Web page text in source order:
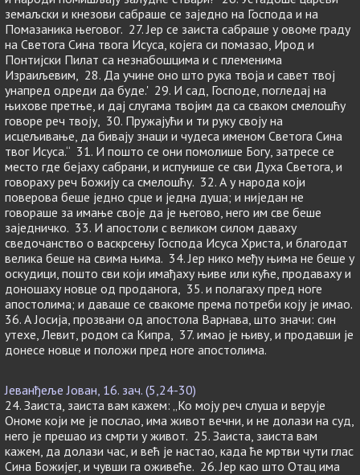
земаљски и кнезови сабраше се заједно на Господа и на
Помазаника његовог. 27. Јер се заиста сабраше у овоме граду
на Светога Сина твога Исуса, којега си помазао, Ирод и
Понтијски Пилат са незнабошцима и с племенима
Израиљевим, 28. Да учине оно што рука твоја и савет твој
унапред одреди да буде.' 29. И сад, Господе, погледај на
њихове претње, и дај слугама твојим да са сваком смелошћу
говоре реч твоју, 30. Пружајући и ти руку своју на
исцељивање, да бивају знаци и чудеса именом Светога Сина
твог Исуса.“ 31. И пошто се они помолише Богу, затресе се
место где бејаху сабрани, и испунише се сви Духа Светога, и
говораху реч Божију са смелошћу. 32. А у народа који
поверова беше једно срце и једна душа; и ниједан не
говораше за имање своје да је његово, него им све беше
заједничко. 33. И апостоли с великом силом даваху
сведочанство о васкрсењу Господа Исуса Христа, и благодат
велика беше на свима њима. 34. Јер нико међу њима не беше у
оскудици, пошто сви који имађаху њиве или куће, продаваху и
доношаху новце од проданога, 35. и полагаху пред ноге
апостолима; и даваше се свакоме према потреби коју је имао.
36. А Јосија, прозвани од апостола Варнава, што значи: син
утехе, Левит, родом са Кипра, 37. имао је њиву, и продавши је
донесе новце и положи пред ноге апостолима.
Јеванђеље Јован, 16. зач. (5,24-30)
24. Заиста, заиста вам кажем: „Ко моју реч слуша и верује
Ономе који ме је послао, има живот вечни, и не долази на суд,
него је прешао из смрти у живот. 25. Заиста, заиста вам
кажем, да долази час, и већ је настао, када ће мртви чути глас
Сина Божијег, и чувши га оживеће. 26. Јер као што Отац има